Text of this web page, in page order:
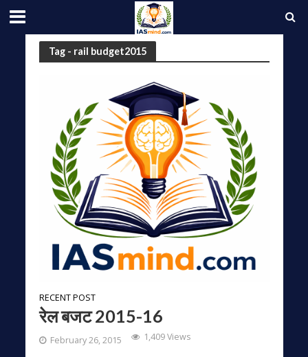
Tag - rail budget2015
RECENT POST
रेल बजट 2015-16
February 26, 2015 1,409 Views